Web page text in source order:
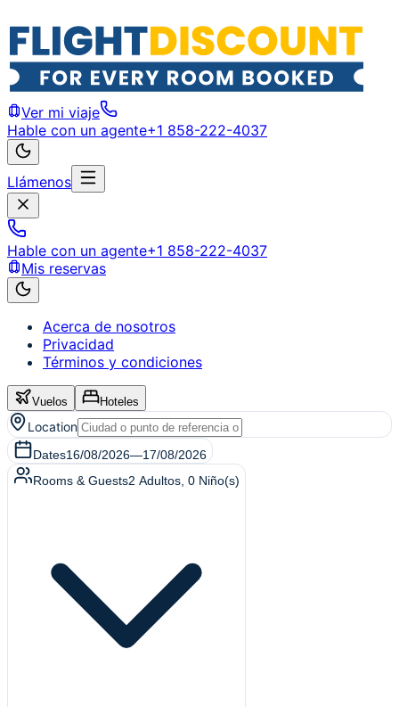
Ver mi viaje
Hable con un agente+1 858-222-4037
Llámenos
Hable con un agente+1 858-222-4037
Mis reservas
Acerca de nosotros
Privacidad
Términos y condiciones
Vuelos Hoteles
Location
Dates16/08/2026—17/08/2026
Rooms & Guests2 Adultos 0 Niño(s)